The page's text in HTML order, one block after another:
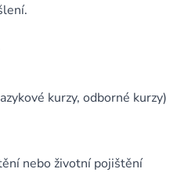
kurzy, odborné kurzy)
nebo životní pojištění